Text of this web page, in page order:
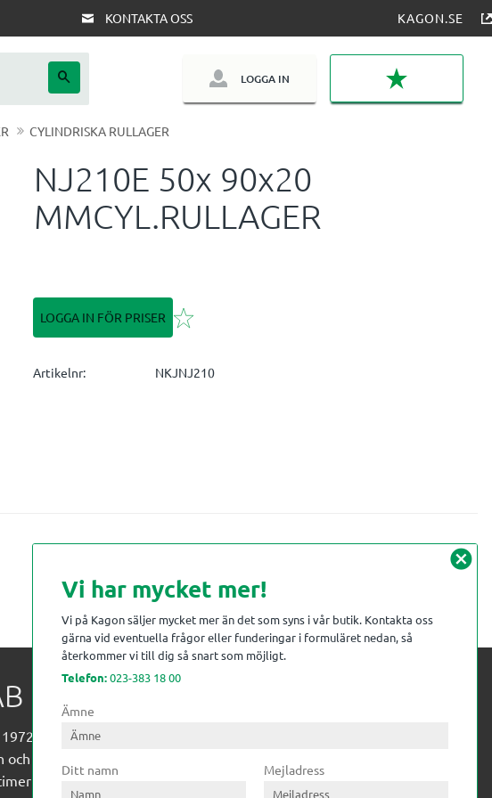
KONTAKTA OSS KAGON.SE
LOGGA IN
CYLINDRISKA RULLAGER
NJ210E 50x 90x20
MMCYL.RULLAGER
LOGGA IN FÖR PRISER Lägg till i favoriter
Artikelnr NKJNJ210
levererat kompetens till
och övrig industri. Till träindustrin tillför vi
från timmerplanen hela
cancel
Vi har mycket mer!
Vi på Kagon säljer mycket mer än det som syns i vår butik. Kontakta oss
gärna vid eventuella frågor eller funderingar i formuläret nedan, så
återkommer vi till dig så snart som möjligt.
Telefon:023-383 18 00
Ämne
Ditt namn Mejladress